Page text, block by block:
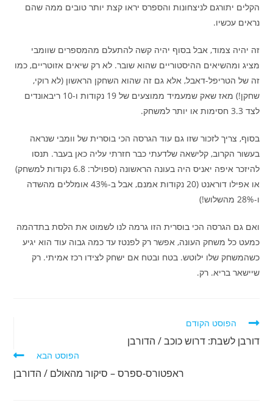
הקלים יתורגם לניצחונות והספרס יראו קצת יותר טובים ממה שהם
נראים עכשיו.
זה יהיה צמוד, אבל בסוף יהיה קשה להתעלם מהמספרים שוומבי
מציג ומהשיאים ההיסטוריים שהוא שובר. לא רק שיאים אזוטריים, כמו
זה של הטריפל-דאבל, אלא גם זה שהוא השחקן הראשון (לא רוקי,
שחקן!) מאז שאק שמעמיד ממוצעים של 19 נקודות ו-10 ריבאונדים
לצד 3.3 חסימות או יותר למשחק.
בסוף, צריך לזכור שזו גם עוד הגרסה הכי בוסרית של וומבי שנראה
בעשור הקרוב, קלישאה שלדעתי כבר חזרתי עליה כאן בעבר. תנסו
להיזכר איפה יאניס היה בעונה הראשונה (ספוילר: 6.8 נקודות למשחק)
או אפילו דוראנט (20 נקודות אמנם, אבל ב-43% אומללים מהשדה
ו-28% מהשלוש!)
ואם גם הגרסה הכי בוסרית הזו גרמה לנו לשמוט את הלסת בתדהמה
כמעט כל משחק העונה, אפשר רק לפנטז עד כמה גבוה עוד הוא יגיע
כשהמשחק שלו ילוטש. בטח ובטח אם ישחק לצידו רכז אמיתי. רק
שיישאר בריא. רק.
לקרוא
נוספים
הפוסט הקודם
דורבן לשבת: דרוש כוכב / הדורבן
הפוסט הבא
ראפטורס-ספרס – סיקור מהאולם / הדורבן